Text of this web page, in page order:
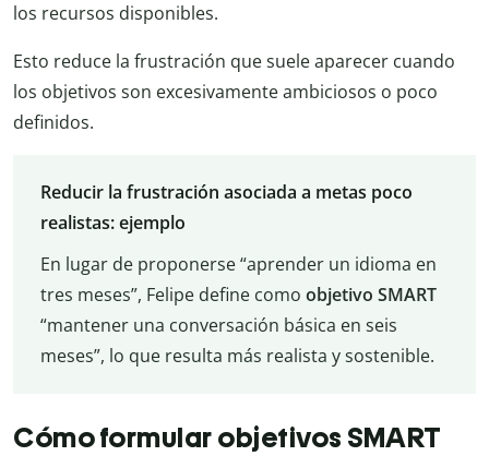
los recursos disponibles.
Esto reduce la frustración que suele aparecer cuando
los objetivos son excesivamente ambiciosos o poco
definidos.
Reducir la frustración asociada a metas poco
realistas: ejemplo
En lugar de proponerse “aprender un idioma en
tres meses”, Felipe define como objetivo SMART
“mantener una conversación básica en seis
meses”, lo que resulta más realista y sostenible.
Cómo formular objetivos SMART